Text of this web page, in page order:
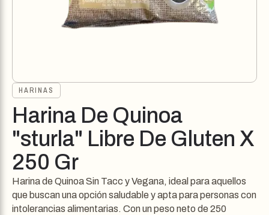
HARINAS
Harina De Quinoa
"sturla" Libre De Gluten X
250 Gr
Harina de Quinoa Sin Tacc y Vegana, ideal para aquellos
que buscan una opción saludable y apta para personas con
intolerancias alimentarias. Con un peso neto de 250